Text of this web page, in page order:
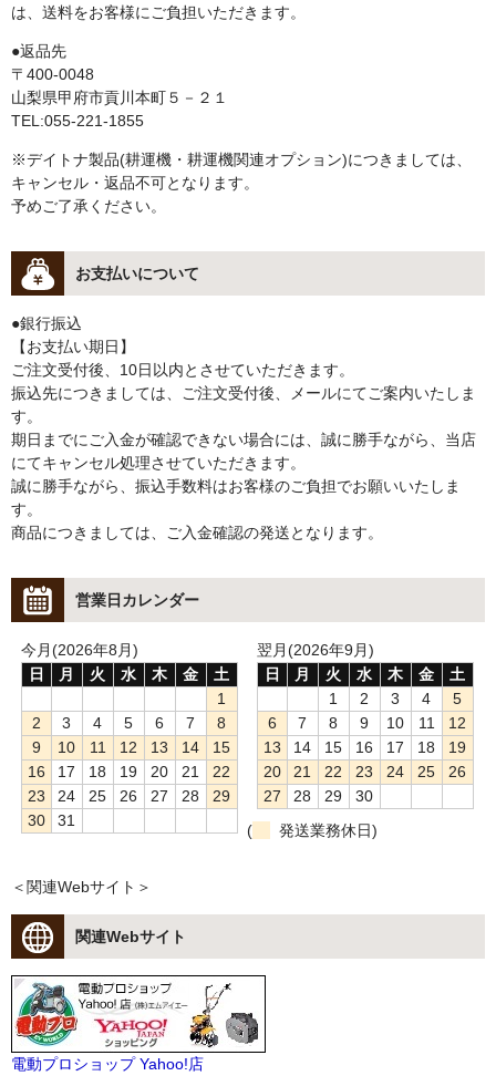
は、送料をお客様にご負担いただきます。
●返品先
〒400-0048
山梨県甲府市貢川本町５－２１
TEL:055-221-1855
※デイトナ製品(耕運機・耕運機関連オプション)につきましては、
キャンセル・返品不可となります。
予めご了承ください。
お支払いについて
●銀行振込
【お支払い期日】
ご注文受付後、10日以内とさせていただきます。
振込先につきましては、ご注文受付後、メールにてご案内いたしま
す。
期日までにご入金が確認できない場合には、誠に勝手ながら、当店
にてキャンセル処理させていただきます。
誠に勝手ながら、振込手数料はお客様のご負担でお願いいたしま
す。
商品につきましては、ご入金確認の発送となります。
営業日カレンダー
今月(2026年8月)
日
月 火 水 木 金
土
1
2
3 4 5 6 7
8
9
10 11 12 13 14
15
16
17 18 19 20 21
22
23
24 25 26 27 28
29
30
31
翌月(2026年9月)
日
月 火 水 木 金
土
1
2 3 4
5
6
7 8 9 10 11
12
13
14 15 16 17 18
19
20
21 22 23 24 25
26
27
28 29
30
(
発送業務休日)
＜関連Webサイト＞
関連Webサイト
電動プロショップ Yahoo!店